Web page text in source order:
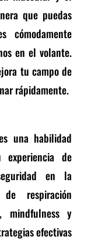
que puedas
cómodamente
en el volante.
tu campo de
rápidamente.
una habilidad
de
en la
respiración
mindfulness y
efectivas